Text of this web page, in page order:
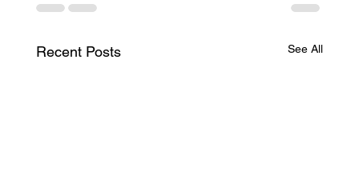
Recent Posts See All